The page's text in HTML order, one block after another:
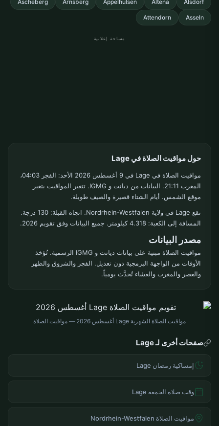
Alsdorf
Altena
Appelhulsen
Arnsberg
Ascheberg
Asseln
Attendorn
مساحة إعلانية
حول مواقيت الصلاة في Lage
مواقيت الصلاة في Lage في 9 أغسطس 2026 الأحد: الفجر 04:03،
المغرب 21:11. البيانات من ديانت و IGMG. تتغير المواقيت بتغير
موقع الشمس. أيام الشتاء قصيرة والصيف طويلة.
تقع Lage في ولاية Nordrhein-Westfalen. اتجاه القبلة: 130 درجة.
المسافة إلى الكعبة: 4.318 كيلومتر. جميع البيانات وفق تقويم 2026.
مصدر البيانات
مواقيت الصلاة مبنية على بيانات ديانت و IGMG الرسمية. تُؤخذ
الأوقات من الواجهة البرمجية دون تعديل. الفجر والشروق والظهر
والعصر والمغرب والعشاء تُحدَّث يومياً.
مواقيت الصلاة الشهرية Lage أغسطس 2026 — مواقيت الصلاة
صفحات أخرى لـ Lage
إمساكية رمضان Lage
وقت صلاة الجمعة Lage
مواقيت الصلاة Nordrhein-Westfalen